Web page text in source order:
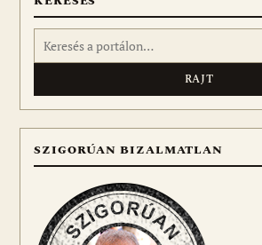
Keresés:
SZIGORÚAN BIZALMATLAN